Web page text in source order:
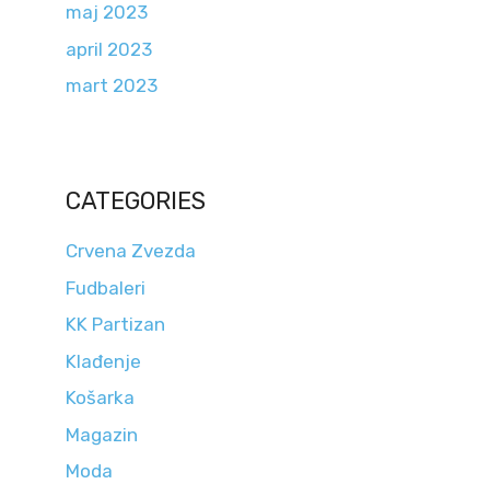
maj 2023
april 2023
mart 2023
CATEGORIES
Crvena Zvezda
Fudbaleri
KK Partizan
Klađenje
Košarka
Magazin
Moda